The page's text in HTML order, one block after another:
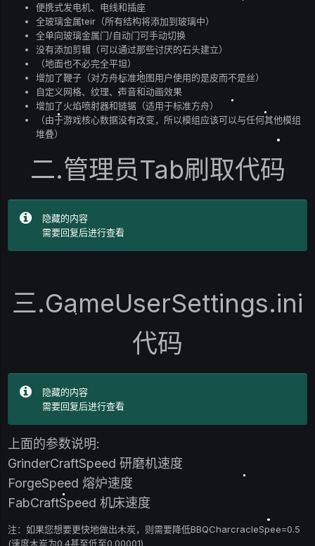
便携式发电机、电线和插座
全玻璃金属teir（所有结构将添加到玻璃中）
全单向玻璃金属门/自动门可手动切换
没有添加剪辑（可以通过那些讨厌的石头建立）
（地面也不必完全平坦）
增加了鞭子（对方舟标准地图用户使用的是皮而不是丝）
自定义网格、纹理、声音和动画效果
增加了火焰喷射器和链锯（适用于标准方舟）
（由于游戏核心数据没有改变，所以模组应该可以与任何其他模组
堆叠）
二.管理员Tab刷取代码
隐藏的内容
需要回复后进行查看
三.GameUserSettings.ini
代码
隐藏的内容
需要回复后进行查看
上面的参数说明:
GrinderCraftSpeed 研磨机速度
ForgeSpeed 熔炉速度
FabCraftSpeed 机床速度
注：如果您想要更快地做出木炭，则需要降低BBQCharcracleSpee=0.5
(速度木炭为0.4甚至低至0.00001)